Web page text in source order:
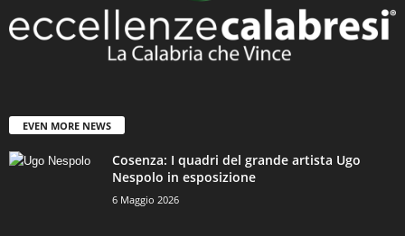
EVEN MORE NEWS
Cosenza: I quadri del grande artista Ugo
Nespolo in esposizione
6 Maggio 2026